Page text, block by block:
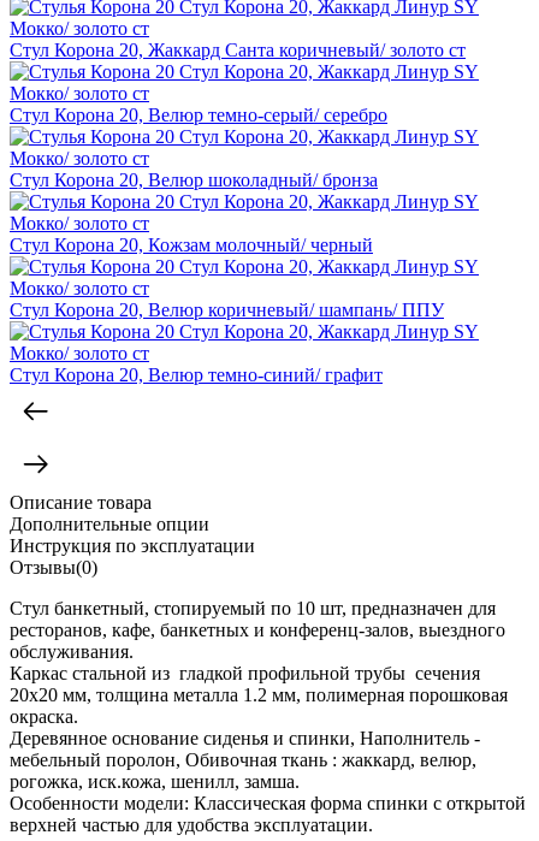
Стул Корона 20, Жаккард Санта коричневый/ золото ст
Стул Корона 20, Велюр темно-серый/ серебро
Стул Корона 20, Велюр шоколадный/ бронза
Стул Корона 20, Кожзам молочный/ черный
Стул Корона 20, Велюр коричневый/ шампань/ ППУ
Стул Корона 20, Велюр темно-синий/ графит
Описание товара
Дополнительные опции
Инструкция по эксплуатации
Отзывы(0)
Стул банкетный, стопируемый по 10 шт, предназначен для
ресторанов, кафе, банкетных и конференц-залов, выездного
обслуживания.
Каркас стальной из гладкой профильной трубы сечения
20х20 мм, толщина металла 1.2 мм, полимерная порошковая
окраска.
Деревянное основание сиденья и спинки, Наполнитель -
мебельный поролон, Обивочная ткань : жаккард, велюр,
рогожка, иск.кожа, шенилл, замша.
Особенности модели: Классическая форма спинки с открытой
верхней частью для удобства эксплуатации.